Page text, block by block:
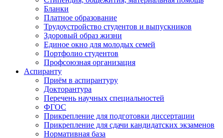
Бланки
Платное образование
Трудоустройство студентов и выпускников
Здоровый образ жизни
Единое окно для молодых семей
Портфолио студентов
Профсоюзная организация
Аспиранту
Приём в аспирантуру
Докторантура
Перечень научных специальностей
ФГОС
Прикрепление для подготовки диссертации
Прикрепление для сдачи кандидатских экзаменов
Нормативная база